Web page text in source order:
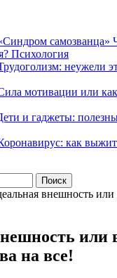
самозванца»
Психология
неужели
мотивации или
и гаджеты:
как
внешность или
или
на все!